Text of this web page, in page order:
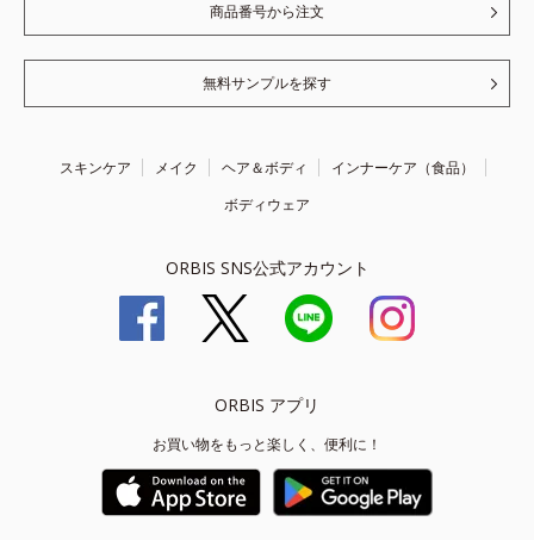
商品番号から注文
無料サンプルを探す
スキンケア メイク ヘア＆ボディ
インナーケア（食品）
ボディウェア
ORBIS SNS公式アカウント
ORBIS アプリ
お買い物をもっと楽しく、便利に！